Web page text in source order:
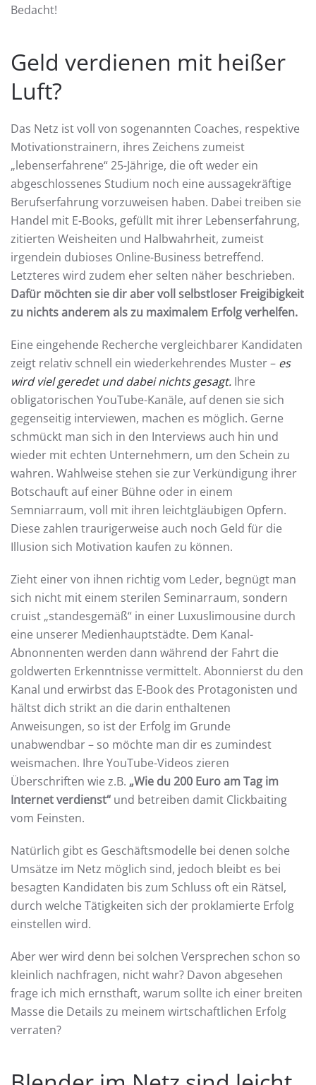
Bedacht!
Geld verdienen mit heißer
Luft?
Das Netz ist voll von sogenannten Coaches, respektive
Motivationstrainern, ihres Zeichens zumeist
„lebenserfahrene“ 25-Jährige, die oft weder ein
abgeschlossenes Studium noch eine aussagekräftige
Berufserfahrung vorzuweisen haben. Dabei treiben sie
Handel mit E-Books, gefüllt mit ihrer Lebenserfahrung,
zitierten Weisheiten und Halbwahrheit, zumeist
irgendein dubioses Online-Business betreffend.
Letzteres wird zudem eher selten näher beschrieben.
Dafür möchten sie dir aber voll selbstloser Freigibigkeit
zu nichts anderem als zu maximalem Erfolg verhelfen.
Eine eingehende Recherche vergleichbarer Kandidaten
zeigt relativ schnell ein wiederkehrendes Muster – es
wird viel geredet und dabei nichts gesagt. Ihre
obligatorischen YouTube-Kanäle, auf denen sie sich
gegenseitig interviewen, machen es möglich. Gerne
schmückt man sich in den Interviews auch hin und
wieder mit echten Unternehmern, um den Schein zu
wahren. Wahlweise stehen sie zur Verkündigung ihrer
Botschauft auf einer Bühne oder in einem
Semniarraum, voll mit ihren leichtgläubigen Opfern.
Diese zahlen traurigerweise auch noch Geld für die
Illusion sich Motivation kaufen zu können.
Zieht einer von ihnen richtig vom Leder, begnügt man
sich nicht mit einem sterilen Seminarraum, sondern
cruist „standesgemäß“ in einer Luxuslimousine durch
eine unserer Medienhauptstädte. Dem Kanal-
Abnonnenten werden dann während der Fahrt die
goldwerten Erkenntnisse vermittelt. Abonnierst du den
Kanal und erwirbst das E-Book des Protagonisten und
hältst dich strikt an die darin enthaltenen
Anweisungen, so ist der Erfolg im Grunde
unabwendbar – so möchte man dir es zumindest
weismachen. Ihre YouTube-Videos zieren
Überschriften wie z.B. „Wie du 200 Euro am Tag im
Internet verdienst“ und betreiben damit Clickbaiting
vom Feinsten.
Natürlich gibt es Geschäftsmodelle bei denen solche
Umsätze im Netz möglich sind, jedoch bleibt es bei
besagten Kandidaten bis zum Schluss oft ein Rätsel,
durch welche Tätigkeiten sich der proklamierte Erfolg
einstellen wird.
Aber wer wird denn bei solchen Versprechen schon so
kleinlich nachfragen, nicht wahr? Davon abgesehen
frage ich mich ernsthaft, warum sollte ich einer breiten
Masse die Details zu meinem wirtschaftlichen Erfolg
verraten?